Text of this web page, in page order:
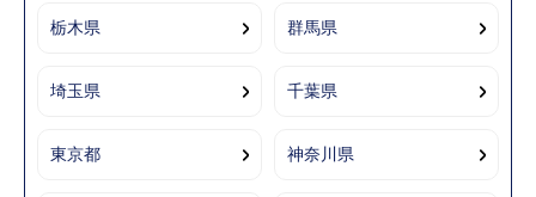
栃木県 群馬県
埼玉県 千葉県
東京都 神奈川県